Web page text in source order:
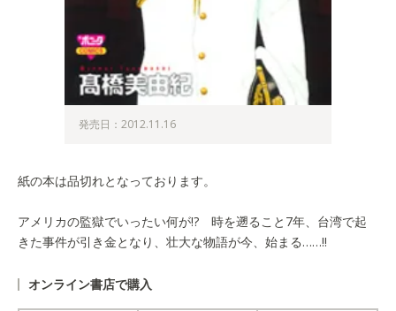
発売日：2012.11.16
紙の本は品切れとなっております。
アメリカの監獄でいったい何が!? 時を遡ること7年、台湾で起
きた事件が引き金となり、壮大な物語が今、始まる……!!
オンライン書店で購入